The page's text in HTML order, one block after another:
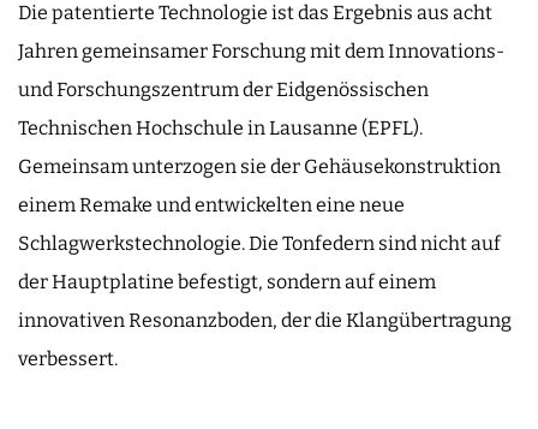
Die patentierte Technologie ist das Ergebnis aus acht
Jahren gemeinsamer Forschung mit dem Innovations-
und Forschungszentrum der Eidgenössischen
Technischen Hochschule in Lausanne (EPFL).
Gemeinsam unterzogen sie der Gehäusekonstruktion
einem Remake und entwickelten eine neue
Schlagwerkstechnologie. Die Tonfedern sind nicht auf
der Hauptplatine befestigt, sondern auf einem
innovativen Resonanzboden, der die Klangübertragung
verbessert.